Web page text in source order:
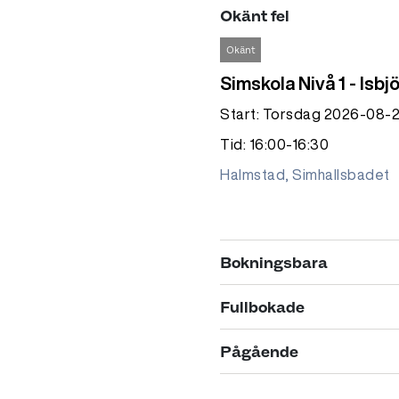
Okänt fel
Okänt
Simskola Nivå 1 -
Start: Torsdag 2026-08-
Tid: 16:00-16:30
Halmstad, Simhallsbadet
Bokningsbara
Crawl Nivå 3
Start: Tisdag 2026-08-18
Fullbokade
Crawl Nivå 1
Pågående